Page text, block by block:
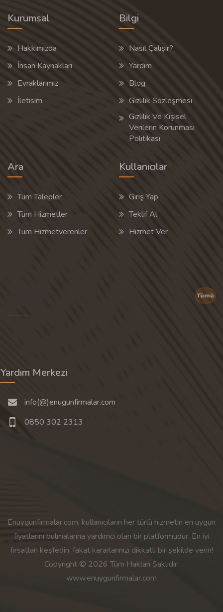
Kurumsal
Hakkımızda
İnsan Kaynakları
Evraklarımız
İletisim
Bilgi
Nasıl Çalışır?
Yardım
Blog
Gizlilik Sözleşmesi
Gizlilik Ve Kişisel
Verilerin Korunması
Politikası
Ara
Tüm Talepler
Tüm Hizmetler
Tüm Hizmetverenler
Kullanıcılar
Giriş Yap
Teklif Al
Hizmet Ver
Tümü
Yardım Merkezi
info(@)enugunfirmalar.com
0850 302 2313
Enuygunfirmalar.com, kullanıcıların her türlü hizmetin en uygun
fiyatlarını bulmalarına yardımcı olan bir platformudur. En iyi
fırsatları keşfedin, fakat kararlarınızı dikkatli bir şekilde verin!
Copyright © 2026 Tüm Hakları Saklıdır.
www.enuygunfirmalar.com